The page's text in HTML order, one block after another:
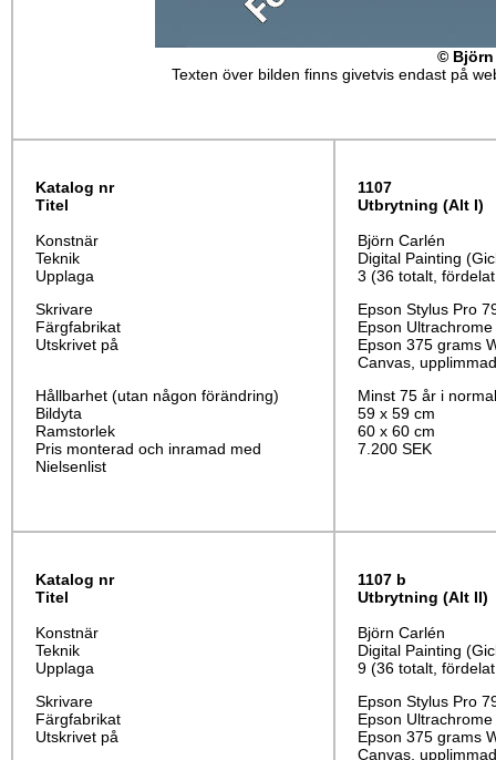
© Björn
Texten över bilden finns givetvis endast på
Katalog nr
Titel
Konstnär
Teknik
Upplaga
Skrivare
Färgfabrikat
Utskrivet på
Hållbarhet (utan någon förändring)
Bildyta
Ramstorlek
Pris monterad och inramad med
Nielsenlist
1107
Utbrytning (Alt I)
Björn Carlén
Digital Painting
3 (36 totalt,
Epson Stylus Pro
Epson
Epson 375 grams
Canvas,
Minst 75 år i
59 x 59 cm
60 x 60 cm
7.200 SEK
Katalog nr
Titel
Konstnär
Teknik
Upplaga
Skrivare
Färgfabrikat
Utskrivet på
1107 b
Utbrytning (Alt II)
Björn Carlén
Digital Painting
9 (36 totalt,
Epson Stylus Pro
Epson
Epson 375 grams
Canvas,